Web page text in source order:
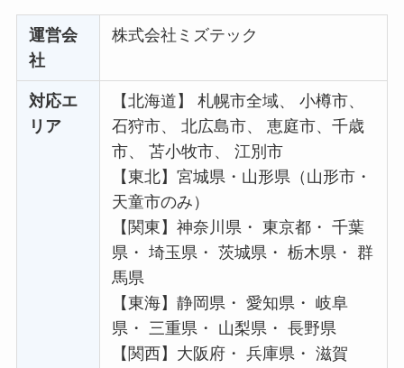
運営会
社
株式会社ミズテック
対応エ
リア
【北海道】 札幌市全域、 小樽市、
石狩市、 北広島市、 恵庭市、千歳
市、 苫小牧市、 江別市
【東北】宮城県・山形県（山形市・
天童市のみ）
【関東】神奈川県・ 東京都・ 千葉
県・ 埼玉県・ 茨城県・ 栃木県・ 群
馬県
【東海】静岡県・ 愛知県・ 岐阜
県・ 三重県・ 山梨県・ 長野県
【関西】大阪府・ 兵庫県・ 滋賀